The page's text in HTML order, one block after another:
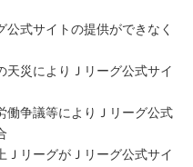
公式サイトの提供ができなく
天災によりＪリーグ公式サイ
働争議等によりＪリーグ公式
ＪリーグがＪリーグ公式サイ